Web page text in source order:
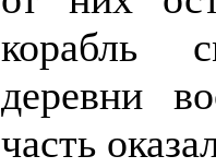
корабль
деревни
часть